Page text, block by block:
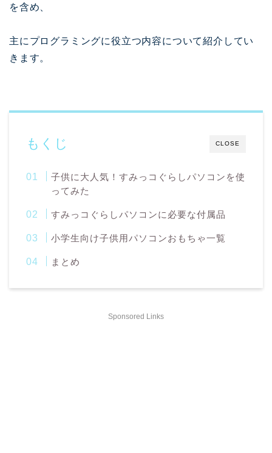
を含め、
主にプログラミングに役立つ内容について紹介してい
きます。
CLOSE
もくじ
子供に大人気！すみっコぐらしパソコンを使
ってみた
すみっコぐらしパソコンに必要な付属品
小学生向け子供用パソコンおもちゃ一覧
まとめ
Sponsored Links